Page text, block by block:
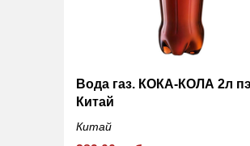
Вода газ. КОКА-КОЛА 2л
Китай
Китай